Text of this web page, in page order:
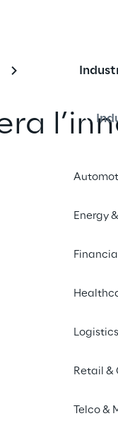
Energy
Logistics
Retail &
Telco &
utente